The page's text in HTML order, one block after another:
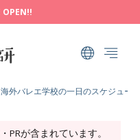
OPEN!!
海外バレエ学校の一日のスケジュー
PRが含まれています。